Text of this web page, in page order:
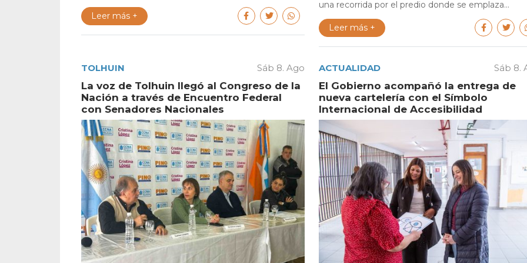
Leer más +
una recorrida por el predio donde se emplaza...
Leer más +
TOLHUIN Sáb 8. Ago
La voz de Tolhuin llegó al Congreso de la
Nación a través de Encuentro Federal
con Senadores Nacionales
ACTUALIDAD Sáb 8.
El Gobierno acompañó la entrega de
nueva cartelería con el Símbolo
Internacional de Accesibilidad